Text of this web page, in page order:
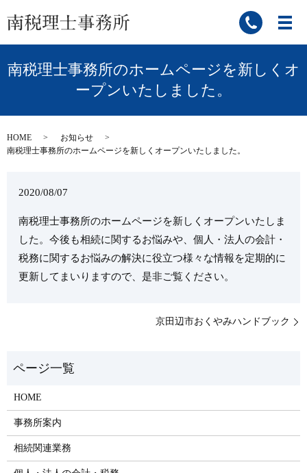
南税理士事務所のホームページを新しくオ
ープンいたしました。
HOME
お知らせ
南税理士事務所のホームページを新しくオープンいたしました。
2020/08/07
南税理士事務所のホームページを新しくオープンいたしま
した。今後も相続に関するお悩みや、個人・法人の会計・
税務に関するお悩みの解決に役立つ様々な情報を定期的に
更新してまいりますので、是非ご覧ください。
京田辺市おくやみハンドブック
HOME
事務所案内
相続関連業務